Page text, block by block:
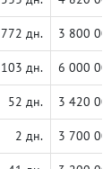
772 дн. 3 800
103 дн. 6 000
52 дн. 3 420
2 дн. 3 700